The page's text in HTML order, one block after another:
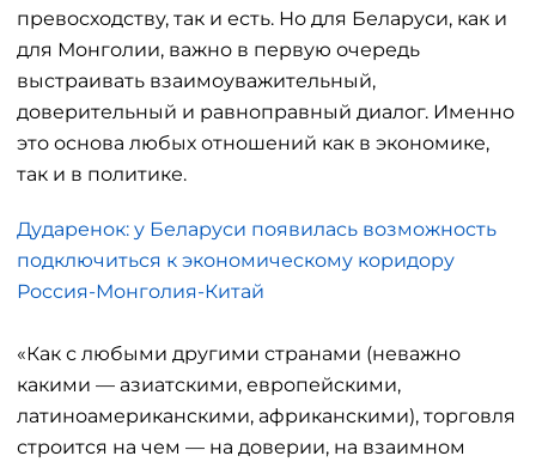
превосходству, так и есть. Но для Беларуси, как и
для Монголии, важно в первую очередь
выстраивать взаимоуважительный,
доверительный и равноправный диалог. Именно
это основа любых отношений как в экономике,
так и в политике.
Дударенок: у Беларуси появилась возможность
подключиться к экономическому коридору
Россия-Монголия-Китай
«Как с любыми другими странами (неважно
какими — азиатскими, европейскими,
латиноамериканскими, африканскими), торговля
строится на чем — на доверии, на взаимном